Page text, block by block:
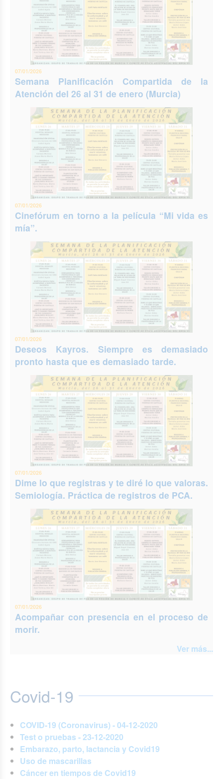
07/01/2026
Semana Planificación Compartida de la
Atención del 26 al 31 de enero (Murcia)
07/01/2026
Cinefórum en torno a la película “Mi vida es
mía”.
07/01/2026
Deseos Kayros. Siempre es demasiado
pronto hasta que es demasiado tarde.
07/01/2026
Dime lo que registras y te diré lo que valoras.
Semiología. Práctica de registros de PCA.
07/01/2026
Acompañar con presencia en el proceso de
morir.
Ver más...
Covid-19
COVID-19 (Coronavirus) - 04-12-2020
Test o pruebas - 23-12-2020
Embarazo, parto, lactancia y Covid19
Uso de mascarillas
Cáncer en tiempos de Covid19